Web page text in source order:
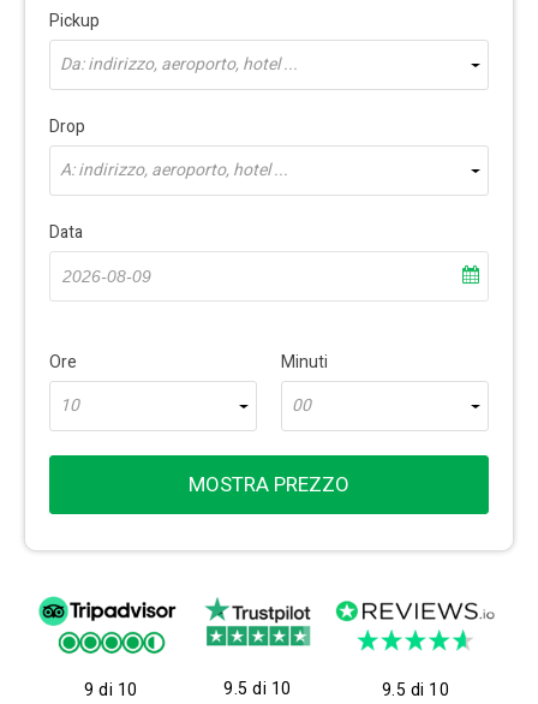
Pickup
Da: indirizzo, aeroporto, hotel ...
Drop
A: indirizzo, aeroporto, hotel ...
Data
Ore
10
Minuti
00
MOSTRA PREZZO
9 di 10 9.5 di 10 9.5 di 10